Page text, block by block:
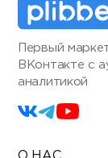
Первый
ВКонтакте с
аналитикой